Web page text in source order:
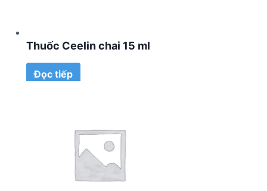
Thuốc Ceelin chai 15 ml
Đọc tiếp